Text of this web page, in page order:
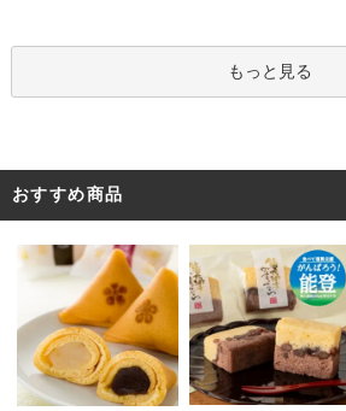
もっと見る
おすすめ商品